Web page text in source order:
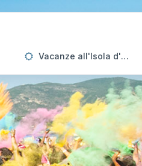
Vacanze all'Isola d'Elba